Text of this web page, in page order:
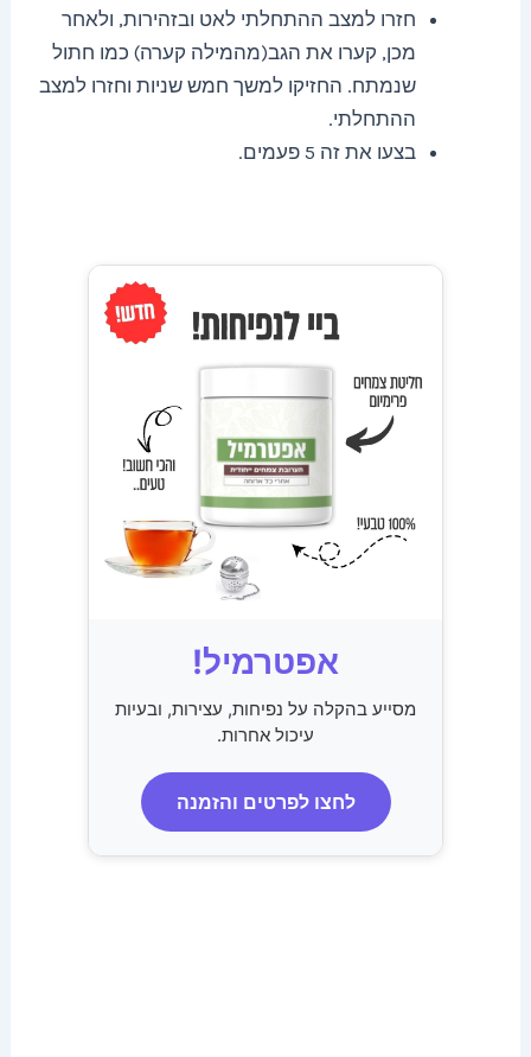
חזרו למצב ההתחלתי לאט ובזהירות, ולאחר
מכן, קערו את הגב(מהמילה קערה) כמו חתול
שנמתח. החזיקו למשך חמש שניות וחזרו למצב
ההתחלתי.
בצעו את זה 5 פעמים.
אפטרמיל!
מסייע בהקלה על נפיחות, עצירות, ובעיות
עיכול אחרות.
לחצו לפרטים והזמנה